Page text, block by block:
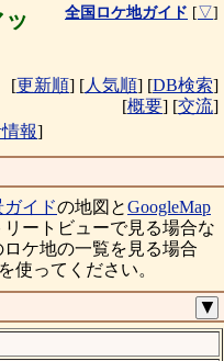
全国ロケ地ガイド [▽]
[更新順] [人気順] [DB検索]
[概要] [交流]
報]
イドの地図とGoogleMap
ートビューで見る場合な
ケ地の一覧を見る場合
使ってください。
▼